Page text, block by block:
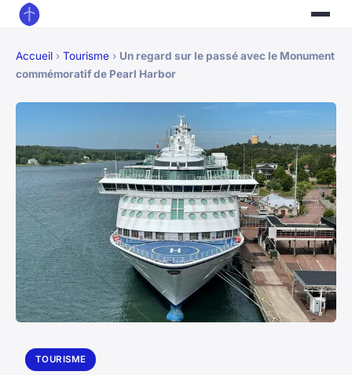
Accueil › Tourisme › Un regard sur le passé avec le Monument
commémoratif de Pearl Harbor
TOURISME